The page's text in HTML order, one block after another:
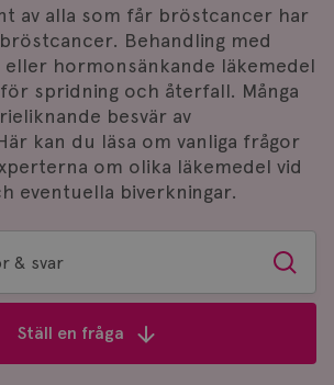
av alla som får bröstcancer har
Behandling med
hormonsänkande läkemedel
spridning och återfall. Många
besvär av
kan du läsa om vanliga frågor
om olika läkemedel vid
eventuella biverkningar.
Sök
Ställ en fråga